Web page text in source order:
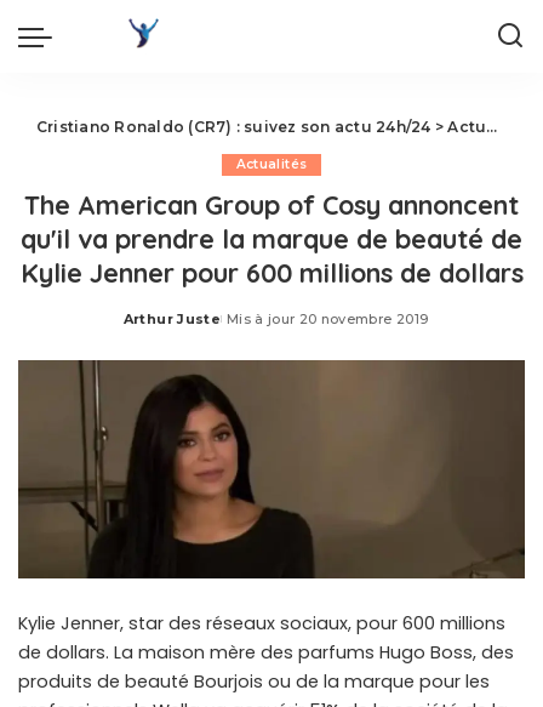
Cristiano Ronaldo (CR7) : suivez son actu 24h/24 >Actualités
Actualités
The American Group of Cosy annoncent
qu'il va prendre la marque de beauté de
Kylie Jenner pour 600 millions de dollars
Posted
Arthur Juste Mis à jour 20 novembre 2019
Kylie Jenner, star des réseaux sociaux, pour 600 millions
de dollars. La maison mère des parfums Hugo Boss, des
produits de beauté Bourjois ou de la marque pour les